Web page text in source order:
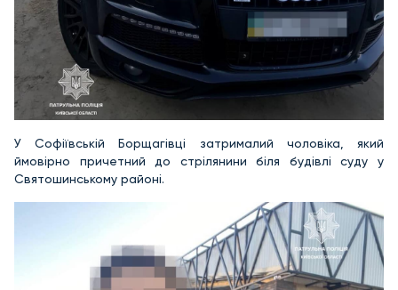
У Софіївській Борщагівці затрималий чоловіка, який
ймовірно причетний до стрілянини біля будівлі суду у
Святошинському районі.